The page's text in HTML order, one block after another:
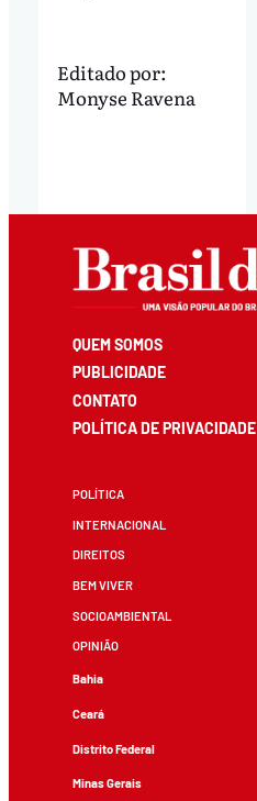
Editado por:
Monyse Ravena
QUEM SOMOS
PUBLICIDADE
CONTATO
POLÍTICA DE PRIVACIDADE
POLÍTICA
INTERNACIONAL
DIREITOS
BEM VIVER
SOCIOAMBIENTAL
OPINIÃO
Bahia
Ceará
Distrito Federal
Minas Gerais